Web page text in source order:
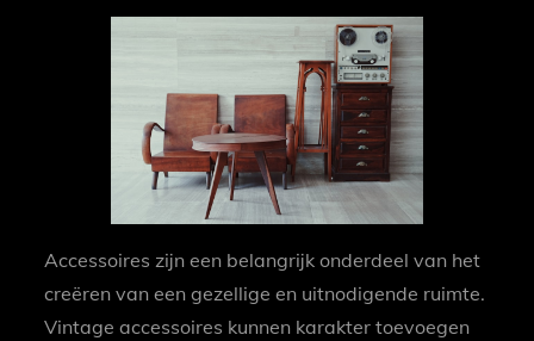
Accessoires zijn een belangrijk onderdeel van het
creëren van een gezellige en uitnodigende ruimte.
Vintage accessoires kunnen karakter toevoegen